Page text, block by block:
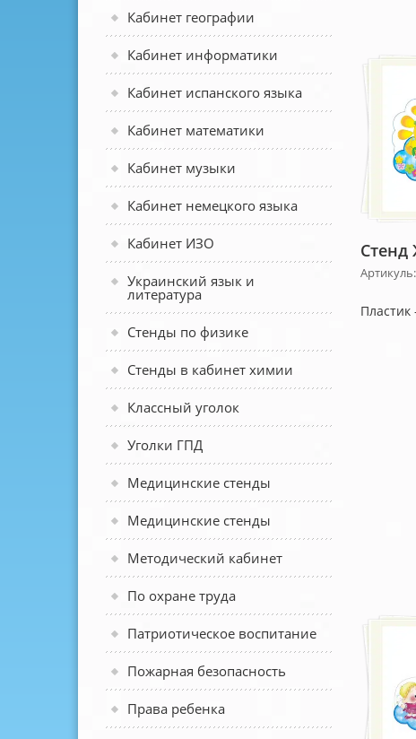
Кабинет географии
Кабинет информатики
Кабинет испанского языка
Кабинет математики
Кабинет музыки
Кабинет немецкого языка
Кабинет ИЗО
Украинский язык и
литература
Стенды по физике
Стенды в кабинет химии
Классный уголок
Уголки ГПД
Медицинские стенды
Медицинские стенды
Методический кабинет
По охране труда
Патриотическое воспитание
Пожарная безопасность
Права ребенка
Стенд
Пластик